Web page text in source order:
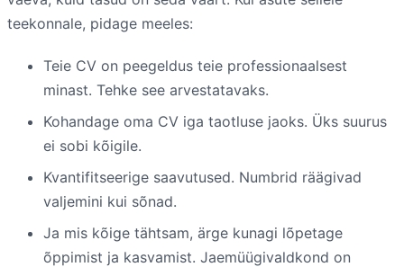
teekonnale, pidage meeles:
Teie CV on peegeldus teie professionaalsest
minast. Tehke see arvestatavaks.
Kohandage oma CV iga taotluse jaoks. Üks suurus
ei sobi kõigile.
Kvantifitseerige saavutused. Numbrid räägivad
valjemini kui sõnad.
Ja mis kõige tähtsam, ärge kunagi lõpetage
õppimist ja kasvamist. Jaemüügivaldkond on